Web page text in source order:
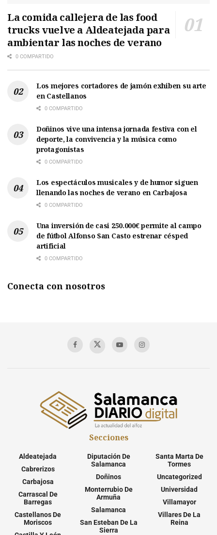
La comida callejera de las food
trucks vuelve a Aldeatejada para
ambientar las noches de verano
0 COMPARTIDO
Los mejores cortadores de jamón exhiben su arte
en Castellanos
0 COMPARTIDO
Doñinos vive una intensa jornada festiva con el
deporte, la convivencia y la música como
protagonistas
0 COMPARTIDO
Los espectáculos musicales y de humor siguen
llenando las noches de verano en Carbajosa
0 COMPARTIDO
Una inversión de casi 250.000€ permite al campo
de fútbol Alfonso San Casto estrenar césped
artificial
0 COMPARTIDO
Conecta con nosotros
Secciones
Aldeatejada
Cabrerizos
Carbajosa
Carrascal De
Barregas
Castellanos De
Moriscos
Diputación De
Salamanca
Doñinos
Monterrubio De
Armuña
Salamanca
San Esteban De La
Sierra
Santa Marta De
Tormes
Uncategorized
Universidad
Villamayor
Villares De La
Reina